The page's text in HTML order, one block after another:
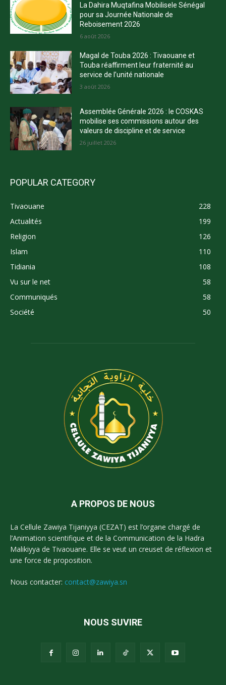
La Dahira Muqtafina Mobilisele Sénégal
pour sa Journée Nationale de
Reboisement 2026
6 août 2026
Magal de Touba 2026 : Tivaouane et
Touba réaffirment leur fraternité au
service de l’unité nationale
3 août 2026
Assemblée Générale 2026 : le COSKAS
mobilise ses commissions autour des
valeurs de discipline et de service
26 juillet 2026
POPULAR CATEGORY
Tivaouane
228
Actualités
199
Religion
126
Islam
110
Tidiania
108
Vu sur le net
58
Communiqués
58
Société
50
A PROPOS DE NOUS
La Cellule Zawiya Tijaniyya (CEZAT) est l’organe chargé de
l’Animation scientifique et de la Communication de la Hadra
Malikiyya de Tivaouane. Elle se veut un creuset de réflexion et
une force de proposition.
Nous contacter: contact@zawiya.sn
NOUS SUVIRE